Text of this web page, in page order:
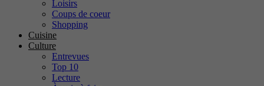
Loisirs
Coups de coeur
Shopping
Cuisine
Culture
Entrevues
Top 10
Lecture